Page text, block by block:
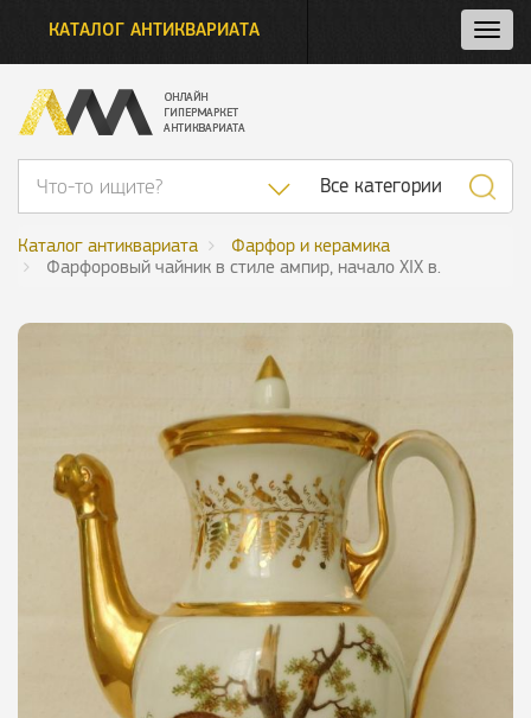
и
КАТАЛОГ АНТИКВАРИАТА
Список
Все категории
Каталог антиквариата
Фарфор и керамика
Фарфоровый чайник в стиле ампир, начало XIX в.